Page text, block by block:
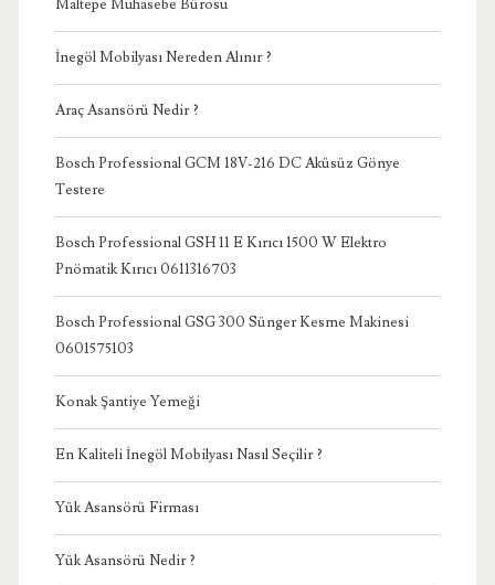
Maltepe Muhasebe Bürosu
İnegöl Mobilyası Nereden Alınır ?
Araç Asansörü Nedir ?
Bosch Professional GCM 18V-216 DC Aküsüz Gönye
Testere
Bosch Professional GSH 11 E Kırıcı 1500 W Elektro
Pnömatik Kırıcı 0611316703
Bosch Professional GSG 300 Sünger Kesme Makinesi
0601575103
Konak Şantiye Yemeği
En Kaliteli İnegöl Mobilyası Nasıl Seçilir ?
Yük Asansörü Firması
Yük Asansörü Nedir ?